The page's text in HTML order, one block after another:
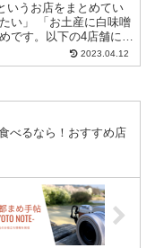
いうお店をまとめてい
2023.04.12
べるなら！おすすめ店